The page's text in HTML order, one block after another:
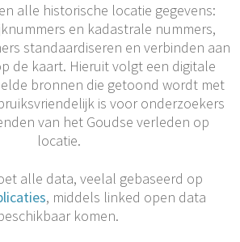
alle historische locatie gegevens:
en kadastrale nummers,
standaardiseren en verbinden aan
de kaart. Hieruit volgt een digitale
bronnen die getoond wordt met
is voor onderzoekers
van het Goudse verleden op
locatie.
alle data, veelal gebaseerd op
, middels linked open data
komen.